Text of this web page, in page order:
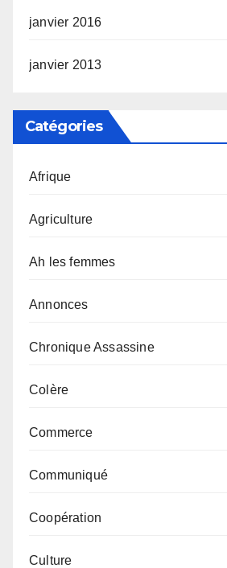
janvier 2016
janvier 2013
Catégories
Afrique
Agriculture
Ah les femmes
Annonces
Chronique Assassine
Colère
Commerce
Communiqué
Coopération
Culture